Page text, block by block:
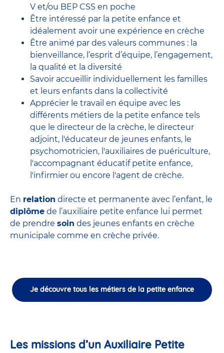
V et/ou BEP CSS en poche
Être intéressé par la petite enfance et
idéalement avoir une expérience en crèche
Être animé par des valeurs communes : la
bienveillance, l’esprit d’équipe, l’engagement,
la qualité et la diversité
Savoir accueillir individuellement les familles
et leurs enfants dans la collectivité
Apprécier le travail en équipe avec les
différents métiers de la petite enfance tels
que le directeur de la crèche, le directeur
adjoint, l'éducateur de jeunes enfants, le
psychomotricien, l'auxiliaires de puériculture,
l'accompagnant éducatif petite enfance,
l'infirmier ou encore l'agent de crèche.
En relation directe et permanente avec l’enfant, le
diplôme de l’auxiliaire petite enfance lui permet
de prendre soin des jeunes enfants en crèche
municipale comme en crèche privée.
Je découvre tous les métiers de la petite enfance
Les missions d’un Auxiliaire Petite